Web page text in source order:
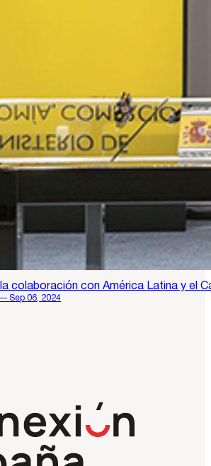
colaboración con América Latina y el
Sep 06, 2024